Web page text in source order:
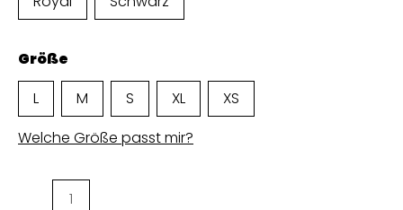
Größe
L
M S XL
XS
Welche Größe passt mir?